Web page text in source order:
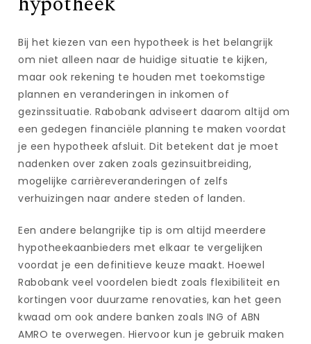
Bij het kiezen van een hypotheek is het belangrijk
om niet alleen naar de huidige situatie te kijken,
maar ook rekening te houden met toekomstige
plannen en veranderingen in inkomen of
gezinssituatie. Rabobank adviseert daarom altijd om
een gedegen financiële planning te maken voordat
je een hypotheek afsluit. Dit betekent dat je moet
nadenken over zaken zoals gezinsuitbreiding,
mogelijke carrièreveranderingen of zelfs
verhuizingen naar andere steden of landen.
Een andere belangrijke tip is om altijd meerdere
hypotheekaanbieders met elkaar te vergelijken
voordat je een definitieve keuze maakt. Hoewel
Rabobank veel voordelen biedt zoals flexibiliteit en
kortingen voor duurzame renovaties, kan het geen
kwaad om ook andere banken zoals ING of ABN
AMRO te overwegen. Hiervoor kun je gebruik maken